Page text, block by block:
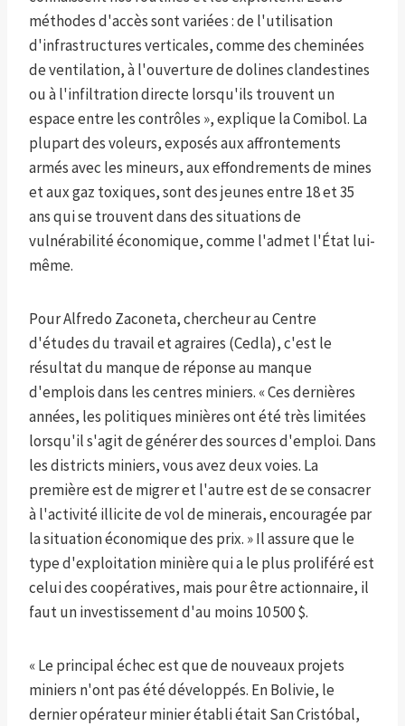
méthodes d'accès sont variées : de l'utilisation
d'infrastructures verticales, comme des cheminées
de ventilation, à l'ouverture de dolines clandestines
ou à l'infiltration directe lorsqu'ils trouvent un
espace entre les contrôles », explique la Comibol. La
plupart des voleurs, exposés aux affrontements
armés avec les mineurs, aux effondrements de mines
et aux gaz toxiques, sont des jeunes entre 18 et 35
ans qui se trouvent dans des situations de
vulnérabilité économique, comme l'admet l'État lui-
même.
Pour Alfredo Zaconeta, chercheur au Centre
d'études du travail et agraires (Cedla), c'est le
résultat du manque de réponse au manque
d'emplois dans les centres miniers. « Ces dernières
années, les politiques minières ont été très limitées
lorsqu'il s'agit de générer des sources d'emploi. Dans
les districts miniers, vous avez deux voies. La
première est de migrer et l'autre est de se consacrer
à l'activité illicite de vol de minerais, encouragée par
la situation économique des prix. » Il assure que le
type d'exploitation minière qui a le plus proliféré est
celui des coopératives, mais pour être actionnaire, il
faut un investissement d'au moins 10 500 $.
« Le principal échec est que de nouveaux projets
miniers n'ont pas été développés. En Bolivie, le
dernier opérateur minier établi était San Cristóbal,